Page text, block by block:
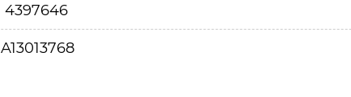
4397646
A13013768